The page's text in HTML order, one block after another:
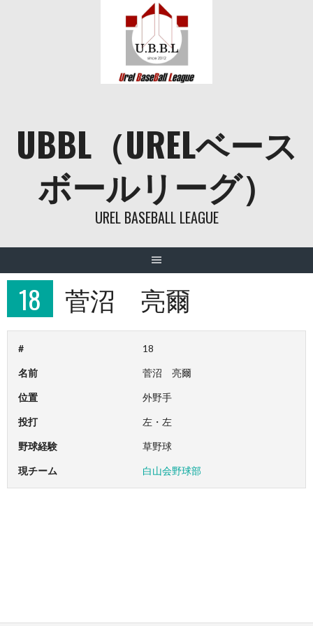
UBBL（URELベース
ボールリーグ）
UREL BASEBALL LEAGUE
18 菅沼 亮爾
# 18
名前 菅沼 亮爾
位置 外野手
投打 左・左
野球経験 草野球
現チーム 白山会野球部